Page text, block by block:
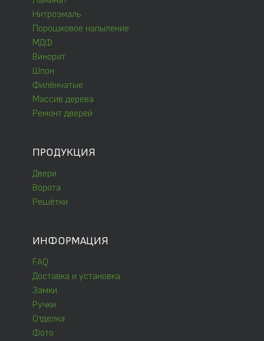
Нитроэмаль
Порошковое напыление
МДФ
Винорит
Шпон
Филёнчатые
Массив дерева
Ремонт дверей
ПРОДУКЦИЯ
Двери
Ворота
Решётки
ИНФОРМАЦИЯ
FAQ
Доставка и установка
Замки
Ручки
Отделка
Фото